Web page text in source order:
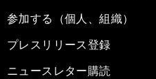
参加する（個人、組織）
プレスリリース登録
ニュースレター購読